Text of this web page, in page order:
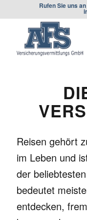
Rufen Sie uns
Reisen gehört
im Leben und
der
bedeutet
entdecken,